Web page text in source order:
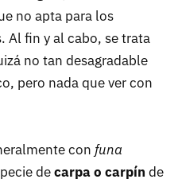
no apta para los
Al fin y al cabo, se trata
no tan desagradable
pero nada que ver con
con funa
decarpa o carpín de